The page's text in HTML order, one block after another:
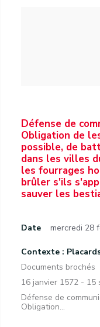
Défense de
Obligation de
possible, de
dans les villes
les fourrages
brûler s'ils
sauver les
Date mercredi 28
Contexte :
Documents brochés
16 janvier 1572 - 15
Défense de
Obligation...